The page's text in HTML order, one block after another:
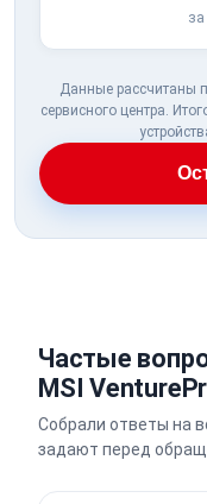
Данные рассчитаны
сервисного центра.
Частые
MSI
Собрали ответы на
задают перед